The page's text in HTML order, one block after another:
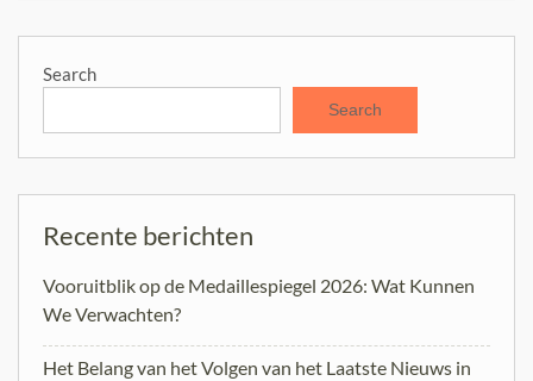
Search
Search
Recente berichten
Vooruitblik op de Medaillespiegel 2026: Wat Kunnen
We Verwachten?
Het Belang van het Volgen van het Laatste Nieuws in